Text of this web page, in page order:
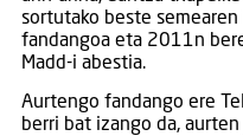
sortutako beste semearen
fandangoa eta 2011n
Madd-i abestia.
Aurtengo fandango ere
berri bat izango da,